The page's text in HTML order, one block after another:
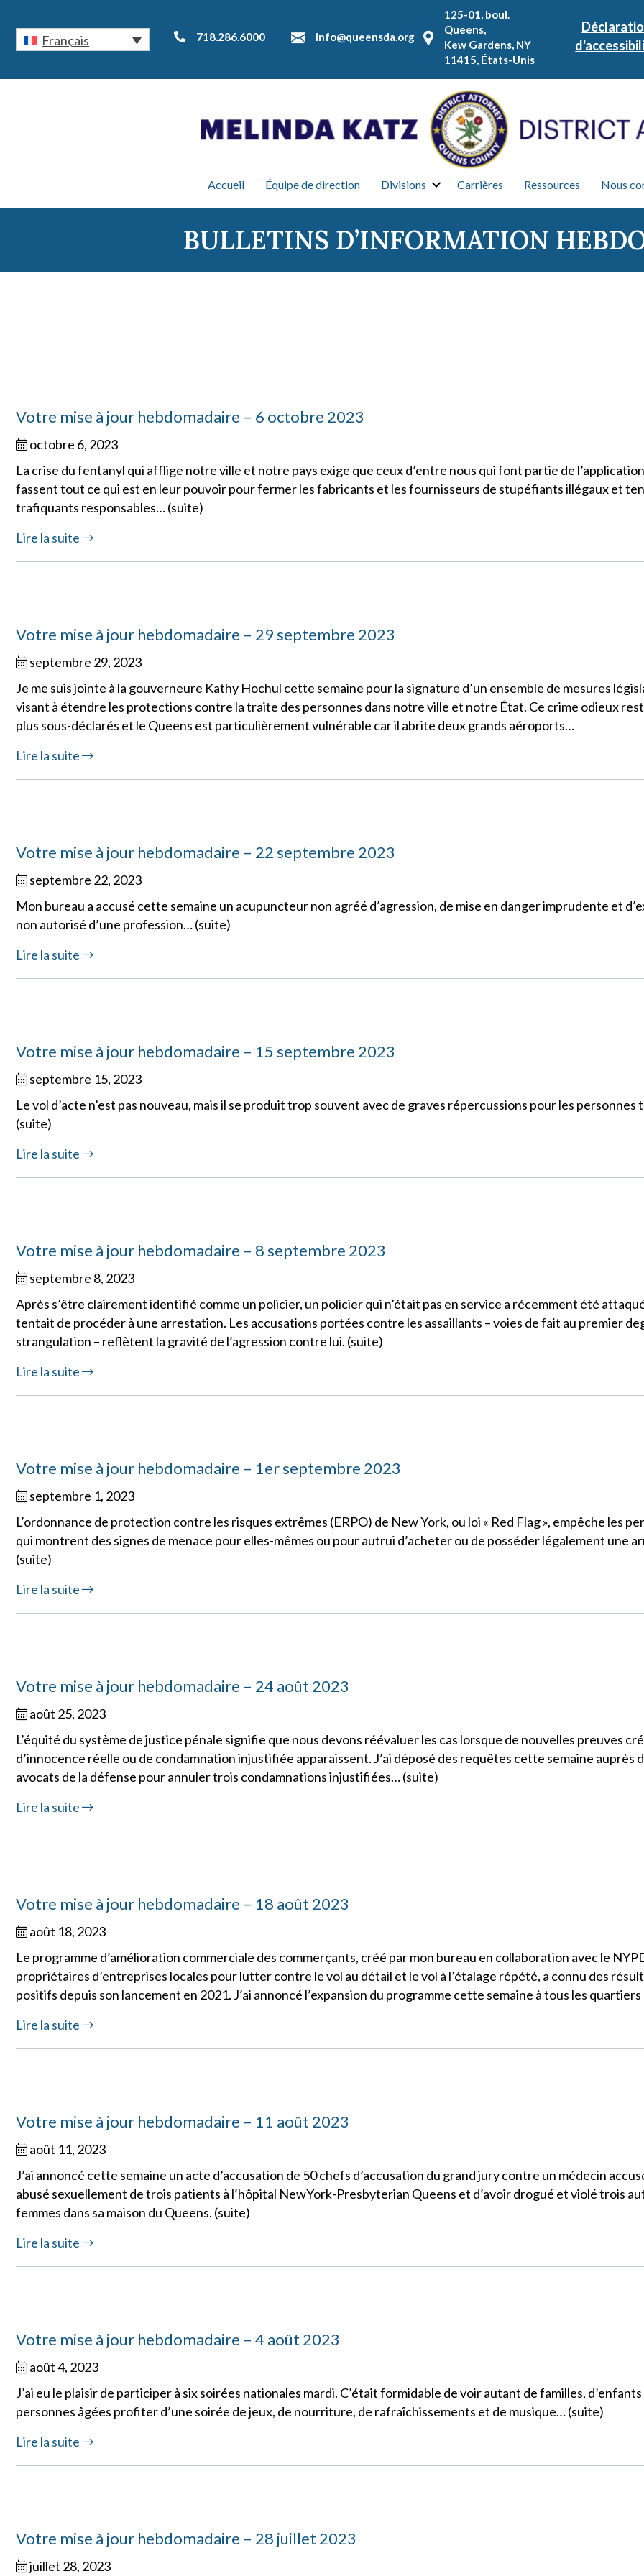
Français 718.286.6000 info@queensda.org
125-01, boul.
Queens,
Kew Gardens, NY
11415, États-Unis
Accueil Équipe de direction Divisions Carrières Ressources Nous
BULLETINS D’INFORMATION
Votre mise à jour hebdomadaire – 6 octobre 2023
octobre 6, 2023
La crise du fentanyl qui afflige notre ville et notre pays exige que ceux d’entre nous qui font partie de
fassent tout ce qui est en leur pouvoir pour fermer les fabricants et les fournisseurs de stupéfiants illégaux et
trafiquants responsables… (suite)
Lire la suite
Votre mise à jour hebdomadaire – 29 septembre 2023
septembre 29, 2023
Je me suis jointe à la gouverneure Kathy Hochul cette semaine pour la signature d’un ensemble de mesures
visant à étendre les protections contre la traite des personnes dans notre ville et notre État. Ce crime odieux
plus sous-déclarés et le Queens est particulièrement vulnérable car il abrite deux grands aéroports…
Lire la suite
Votre mise à jour hebdomadaire – 22 septembre 2023
septembre 22, 2023
Mon bureau a accusé cette semaine un acupuncteur non agréé d’agression, de mise en danger imprudente et
non autorisé d’une profession… (suite)
Lire la suite
Votre mise à jour hebdomadaire – 15 septembre 2023
septembre 15, 2023
Le vol d’acte n’est pas nouveau, mais il se produit trop souvent avec de graves répercussions pour les
(suite)
Lire la suite
Votre mise à jour hebdomadaire – 8 septembre 2023
septembre 8, 2023
Après s’être clairement identifié comme un policier, un policier qui n’était pas en service a récemment été
tentait de procéder à une arrestation. Les accusations portées contre les assaillants – voies de fait au premier
strangulation – reflètent la gravité de l’agression contre lui. (suite)
Lire la suite
Votre mise à jour hebdomadaire – 1er septembre 2023
septembre 1, 2023
L’ordonnance de protection contre les risques extrêmes (ERPO) de New York, ou loi « Red Flag », empêche les
qui montrent des signes de menace pour elles-mêmes ou pour autrui d’acheter ou de posséder légalement une
(suite)
Lire la suite
Votre mise à jour hebdomadaire – 24 août 2023
août 25, 2023
L’équité du système de justice pénale signifie que nous devons réévaluer les cas lorsque de nouvelles preuves
d’innocence réelle ou de condamnation injustifiée apparaissent. J’ai déposé des requêtes cette semaine auprès
avocats de la défense pour annuler trois condamnations injustifiées… (suite)
Lire la suite
Votre mise à jour hebdomadaire – 18 août 2023
août 18, 2023
Le programme d’amélioration commerciale des commerçants, créé par mon bureau en collaboration avec le
propriétaires d’entreprises locales pour lutter contre le vol au détail et le vol à l’étalage répété, a connu des
positifs depuis son lancement en 2021. J’ai annoncé l’expansion du programme cette semaine à tous les
Lire la suite
Votre mise à jour hebdomadaire – 11 août 2023
août 11, 2023
J’ai annoncé cette semaine un acte d’accusation de 50 chefs d’accusation du grand jury contre un médecin
abusé sexuellement de trois patients à l’hôpital NewYork-Presbyterian Queens et d’avoir drogué et violé trois
femmes dans sa maison du Queens. (suite)
Lire la suite
Votre mise à jour hebdomadaire – 4 août 2023
août 4, 2023
J’ai eu le plaisir de participer à six soirées nationales mardi. C’était formidable de voir autant de familles,
personnes âgées profiter d’une soirée de jeux, de nourriture, de rafraîchissements et de musique… (suite)
Lire la suite
Votre mise à jour hebdomadaire – 28 juillet 2023
juillet 28, 2023